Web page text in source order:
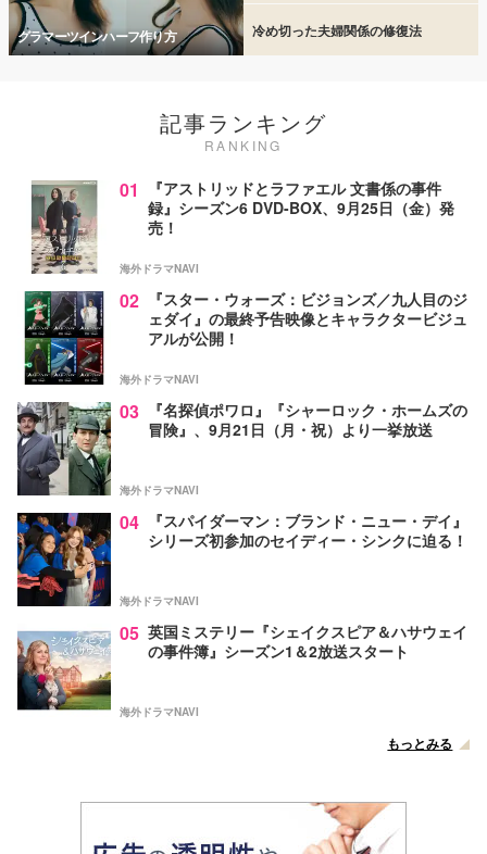
グラマーツインハーフ作り方 冷め切った夫婦関係の修復法
記事ランキング
RANKING
01
『アストリッドとラファエル 文書係の事件
録』シーズン6 DVD-BOX、9月25日（金）発
売！
海外ドラマNAVI
02
『スター・ウォーズ：ビジョンズ／九人目のジ
ェダイ』の最終予告映像とキャラクタービジュ
アルが公開！
海外ドラマNAVI
03
『名探偵ポワロ』『シャーロック・ホームズの
冒険』、9月21日（月・祝）より一挙放送
海外ドラマNAVI
04
『スパイダーマン：ブランド・ニュー・デイ』
シリーズ初参加のセイディー・シンクに迫る！
海外ドラマNAVI
05 英国ミステリー『シェイクスピア＆ハサウェイ
の事件簿』シーズン1＆2放送スタート
海外ドラマNAVI
もっとみる